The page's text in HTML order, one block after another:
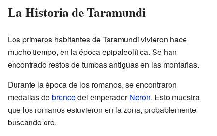
La Historia de Taramundi
Los primeros habitantes de Taramundi vivieron hace
mucho tiempo, en la época epipaleolítica. Se han
encontrado restos de tumbas antiguas en las montañas.
Durante la época de los romanos, se encontraron
medallas debroncedel emperadorNerón. Esto muestra
que los romanos estuvieron en la zona, probablemente
buscando oro.